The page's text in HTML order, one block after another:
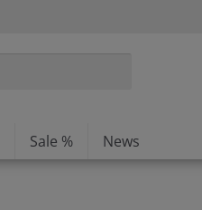
Sale % News